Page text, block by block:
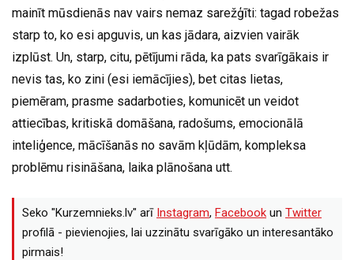
mainīt mūsdienās nav vairs nemaz sarežģīti: tagad robežas
starp to, ko esi apguvis, un kas jādara, aizvien vairāk
izplūst. Un, starp, citu, pētījumi rāda, ka pats svarīgākais ir
nevis tas, ko zini (esi iemācījies), bet citas lietas,
piemēram, prasme sadarboties, komunicēt un veidot
attiecības, kritiskā domāšana, radošums, emocionālā
inteliģence, mācīšanās no savām kļūdām, kompleksa
problēmu risināšana, laika plānošana utt.
Seko "Kurzemnieks.lv" arī Instagram, Facebook un Twitter
profilā - pievienojies, lai uzzinātu svarīgāko un interesantāko
pirmais!